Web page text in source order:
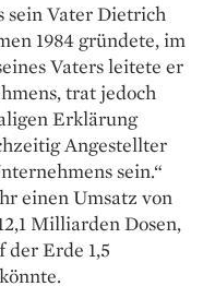
sein Vater Dietrich
1984 gründete, im
Vaters leitete er
trat jedoch
Erklärung
Angestellter
sein.“
einen Umsatz von
Milliarden Dosen,
der Erde 1,5